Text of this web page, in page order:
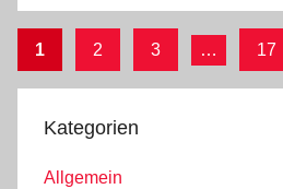
Seitennummerierung
der
Beiträge
1 2 3 … 17
Kategorien
Allgemein